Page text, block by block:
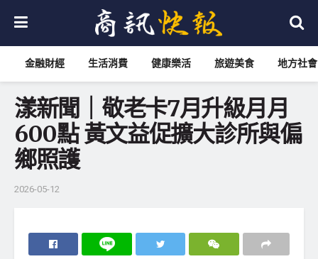
金融財經 生活消費 健康樂活 旅遊美食 地方社會
漾新聞｜敬老卡7月升級月月
600點 黃文益促擴大診所與偏
鄉照護
2026-05-12